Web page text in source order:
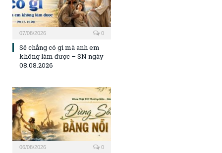
07/08/2026 0
Sẽ chẳng có gì mà anh em
không làm được – SN ngày
08.08.2026
06/08/2026 0